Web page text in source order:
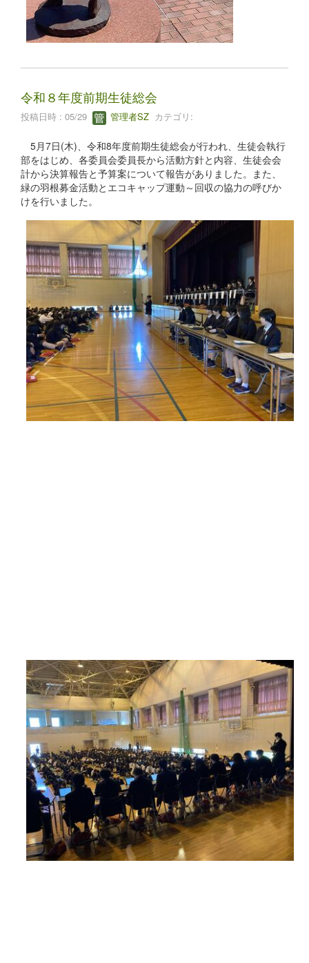
令和８年度前期生徒総会
投稿日時 : 05/29 管理者SZ カテゴリ:
5月7日(木)、令和8年度前期生徒総会が行われ、生徒会執行
部をはじめ、各委員会委員長から活動方針と内容、生徒会会
計から決算報告と予算案について報告がありました。また、
緑の羽根募金活動とエコキャップ運動～回収の協力の呼びか
けを行いました。